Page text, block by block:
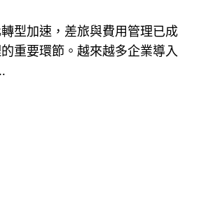
型加速，差旅與費用管理已成
重要環節。越來越多企業導入